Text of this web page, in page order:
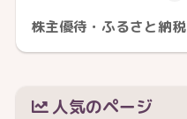
株主優待・ふるさと納税
人気のページ